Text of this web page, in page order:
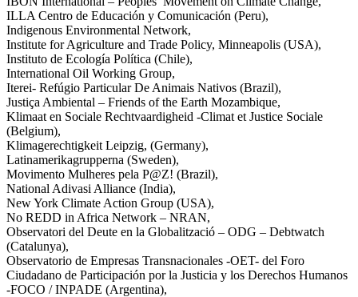
ILLA Centro de Educación y Comunicación (Peru),
Indigenous Environmental Network,
Institute for Agriculture and Trade Policy, Minneapolis (USA),
Instituto de Ecología Política (Chile),
International Oil Working Group,
Iterei- Refúgio Particular De Animais Nativos (Brazil),
Justiça Ambiental – Friends of the Earth Mozambique,
Klimaat en Sociale Rechtvaardigheid -Climat et Justice Sociale
(Belgium),
Klimagerechtigkeit Leipzig, (Germany),
Latinamerikagrupperna (Sweden),
Movimento Mulheres pela P@Z! (Brazil),
National Adivasi Alliance (India),
New York Climate Action Group (USA),
No REDD in Africa Network – NRAN,
Observatori del Deute en la Globalització – ODG – Debtwatch
(Catalunya),
Observatorio de Empresas Transnacionales -OET- del Foro
Ciudadano de Participación por la Justicia y los Derechos Humanos
-FOCO / INPADE (Argentina),